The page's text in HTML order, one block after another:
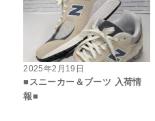
2025年2月19日
■スニーカー＆ブーツ 入荷情
報■